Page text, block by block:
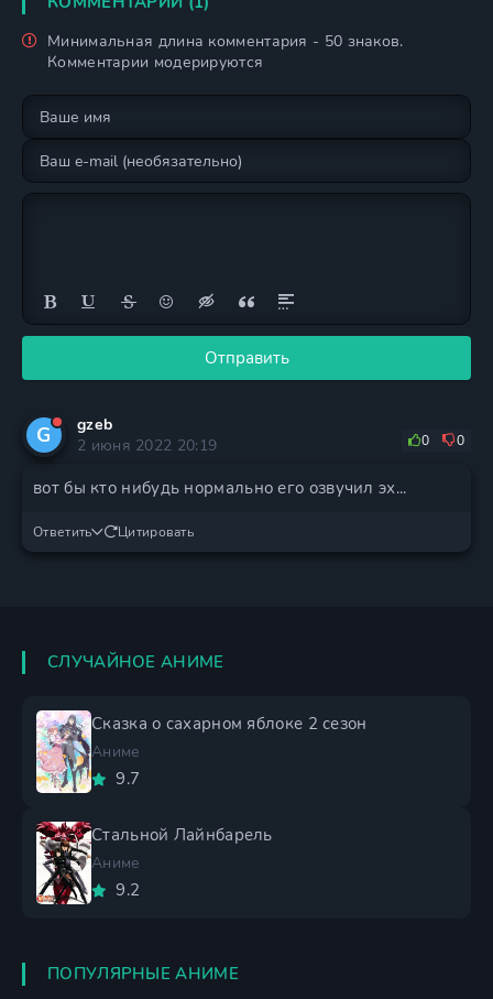
Минимальная длина комментария - 50 знаков.
Комментарии модерируются
Отправить
G
gzeb
2 июня 2022 20:19
0 0
вот бы кто нибудь нормально его озвучил эх...
Ответить Цитировать
СЛУЧАЙНОЕ АНИМЕ
Сказка о сахарном яблоке 2 сезон
Аниме
9.7
Стальной Лайнбарель
Аниме
9.2
ПОПУЛЯРНЫЕ АНИМЕ